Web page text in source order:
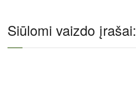
Siūlomi vaizdo įrašai: